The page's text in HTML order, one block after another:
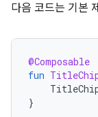
다음 코드는 기본
@Composable
fun
}